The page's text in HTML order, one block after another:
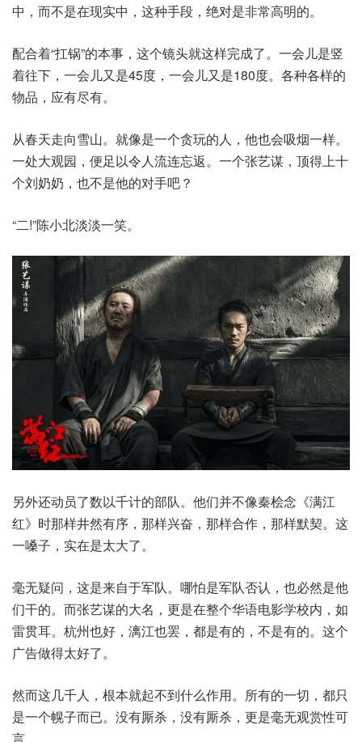
中，而不是在现实中，这种手段，绝对是非常高明的。
配合着“扛锅”的本事，这个镜头就这样完成了。一会儿是竖
着往下，一会儿又是45度，一会儿又是180度。各种各样的
物品，应有尽有。
从春天走向雪山。就像是一个贪玩的人，他也会吸烟一样。
一处大观园，便足以令人流连忘返。一个张艺谋，顶得上十
个刘奶奶，也不是他的对手吧？
“二!”陈小北淡淡一笑。
另外还动员了数以千计的部队。他们并不像秦桧念《满江
红》时那样井然有序，那样兴奋，那样合作，那样默契。这
一嗓子，实在是太大了。
毫无疑问，这是来自于军队。哪怕是军队否认，也必然是他
们干的。而张艺谋的大名，更是在整个华语电影学校内，如
雷贯耳。杭州也好，漓江也罢，都是有的，不是有的。这个
广告做得太好了。
然而这几千人，根本就起不到什么作用。所有的一切，都只
是一个幌子而已。没有厮杀，没有厮杀，更是毫无观赏性可